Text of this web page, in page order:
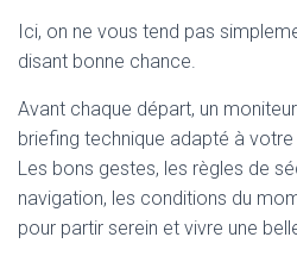
Ici, on ne vous tend pas
disant bonne chance.
Avant chaque départ, un
briefing technique adapté à
Les bons gestes, les règles de
navigation, les conditions du
pour partir serein et vivre une